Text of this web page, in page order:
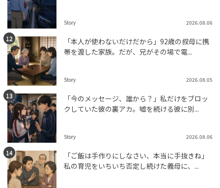
Story 2026.08.06
「本人が使わないだけだから」92歳の叔母に携
帯を渡した家族。だが、兄がその場で電...
Story 2026.08.05
「今のメッセージ、誰から？」私だけをブロッ
クしていた彼の裏アカ。嘘を続ける彼に別...
Story 2026.08.06
「ご飯は手作りにしなさい、本当に手抜きね」
私の育児をいちいち否定し続けた義母に、...